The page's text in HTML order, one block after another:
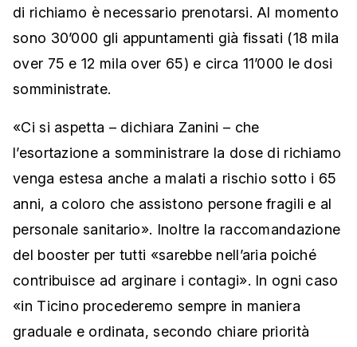
di richiamo è necessario prenotarsi. Al momento
sono 30’000 gli appuntamenti già fissati (18 mila
over 75 e 12 mila over 65) e circa 11’000 le dosi
somministrate.
«Ci si aspetta – dichiara Zanini – che
l’esortazione a somministrare la dose di richiamo
venga estesa anche a malati a rischio sotto i 65
anni, a coloro che assistono persone fragili e al
personale sanitario». Inoltre la raccomandazione
del booster per tutti «sarebbe nell’aria poiché
contribuisce ad arginare i contagi». In ogni caso
«in Ticino procederemo sempre in maniera
graduale e ordinata, secondo chiare priorità